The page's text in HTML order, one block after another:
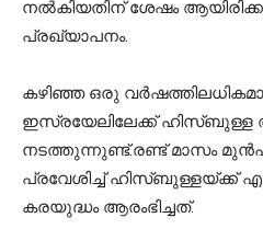
നല്‍കിയതിന് ശേഷം
പ്രഖ്യാപനം.
കഴിഞ്ഞ ഒരു
ഇസ്രയേലിലേക്ക്
നടത്തുന്നുണ്ട്.രണ്ട് മാസം
പ്രവേശിച്ച് ഹിസ്ബുള്ളയ്ക്ക്
കരയുദ്ധം ആരംഭിച്ചത്.